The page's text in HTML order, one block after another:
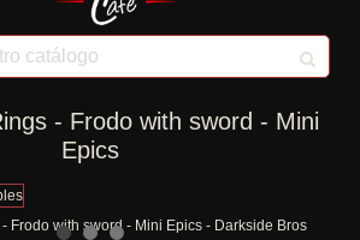
- Frodo with sword - Mini
Epics